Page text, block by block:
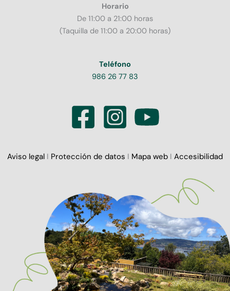
Horario
De 11:00 a 21:00 horas
(Taquilla de 11:00 a 20:00 horas)
Teléfono
986 26 77 83
Aviso legal I Protección de datos I Mapa web I Accesibilidad